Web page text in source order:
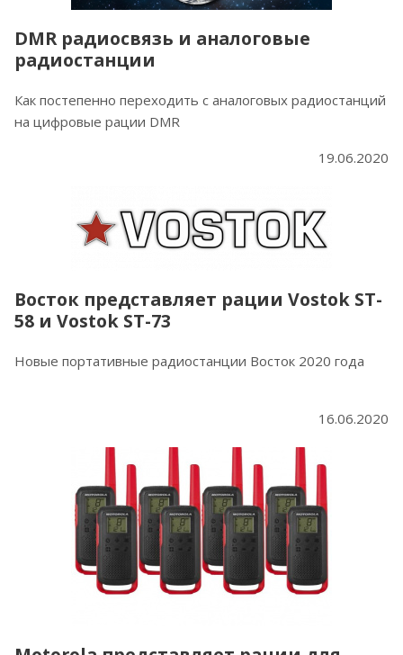
DMR радиосвязь и аналоговые
радиостанции
Как постепенно переходить с аналоговых радиостанций
на цифровые рации DMR
19.06.2020
Восток представляет рации Vostok ST-
58 и Vostok ST-73
Новые портативные радиостанции Восток 2020 года
16.06.2020